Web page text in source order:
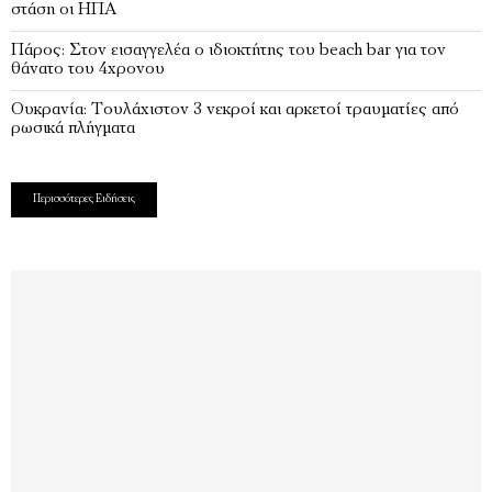
στάση οι ΗΠΑ
Πάρος: Στον εισαγγελέα ο ιδιοκτήτης του beach bar για τον
θάνατο του 4χρονου
Ουκρανία: Τουλάχιστον 3 νεκροί και αρκετοί τραυματίες από
ρωσικά πλήγματα
Περισσότερες Ειδήσεις